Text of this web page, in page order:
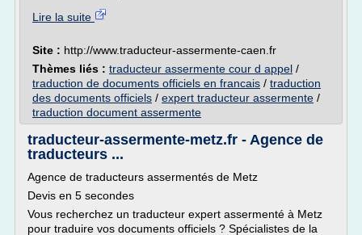
Lire la suite
Site : http://www.traducteur-assermente-caen.fr
Thèmes liés : traducteur assermente cour d appel /
traduction de documents officiels en francais / traduction
des documents officiels / expert traducteur assermente /
traduction document assermente
traducteur-assermente-metz.fr - Agence de
traducteurs ...
Agence de traducteurs assermentés de Metz
Devis en 5 secondes
Vous recherchez un traducteur expert assermenté à Metz
pour traduire vos documents officiels ? Spécialistes de la